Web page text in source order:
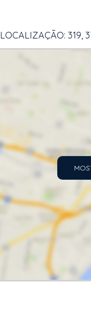
LOCALIZAÇÃO: 319,